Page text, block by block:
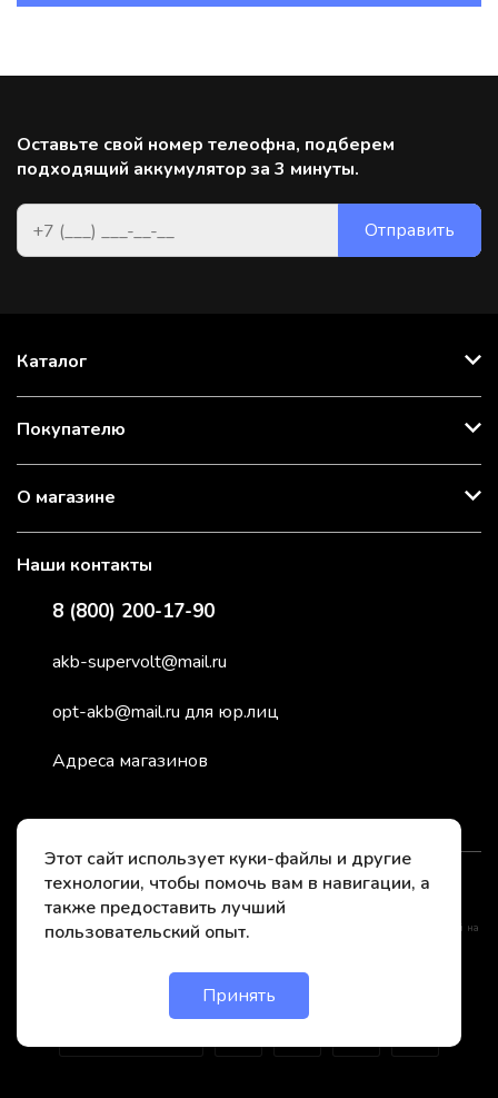
Оставьте свой номер телеофна, подберем
подходящий аккумулятор за 3 минуты.
Каталог
Покупателю
О магазине
Наши контакты
8 (800) 200-17-90
akb-supervolt@mail.ru
opt-akb@mail.ru для юр.лиц
Адреса магазинов
2026 © СуперВольт - заряжено энергией
*Instagram принадлежит компании Meta, признанной нежелательной организацией на
Этот сайт использует куки-файлы и другие
технологии, чтобы помочь вам в навигации, а
также предоставить лучший
пользовательский опыт.
Принять